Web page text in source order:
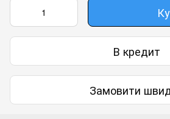
В кредит
Замовити